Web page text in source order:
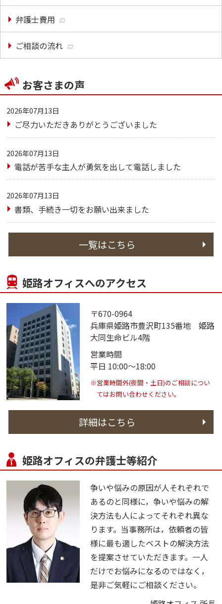
弁護士費用
ご相談の流れ
お客さまの声
2026年07月13日
ご尽力いただきありがとうございました
2026年07月13日
電話が苦手な主人が勇気を出して電話しました
2026年07月13日
書類、手続き一切をお願い出来ました
一覧はこちら
姫路オフィスへのアクセス
〒670-0964
兵庫県姫路市豊沢町135番地 姫路
大同生命ビル4階
営業時間
平日 10:00～18:00
※営業時間外(夜間・土日)のご相談につい
てはお問い合わせください。
詳細はこちら
姫路オフィスの弁護士等紹介
争いや悩みの原因が人それぞれで
あるのと同様に，争いや悩みの解
決方法も人によってそれぞれ異な
ります。当事務所は，依頼者の皆
様に最も適したベストの解決方法
を提案させていただきます。一人
だけでお悩みになるのではなく，
是非ご気軽にご相談ください。